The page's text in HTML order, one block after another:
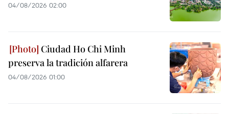
04/08/2026 02:00
Ciudad Ho Chi Minh
preserva la tradición alfarera
04/08/2026 01:00